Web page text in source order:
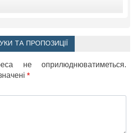
ТА ПРОПОЗИЦІЇ
не оприлюднюватиметься.
*